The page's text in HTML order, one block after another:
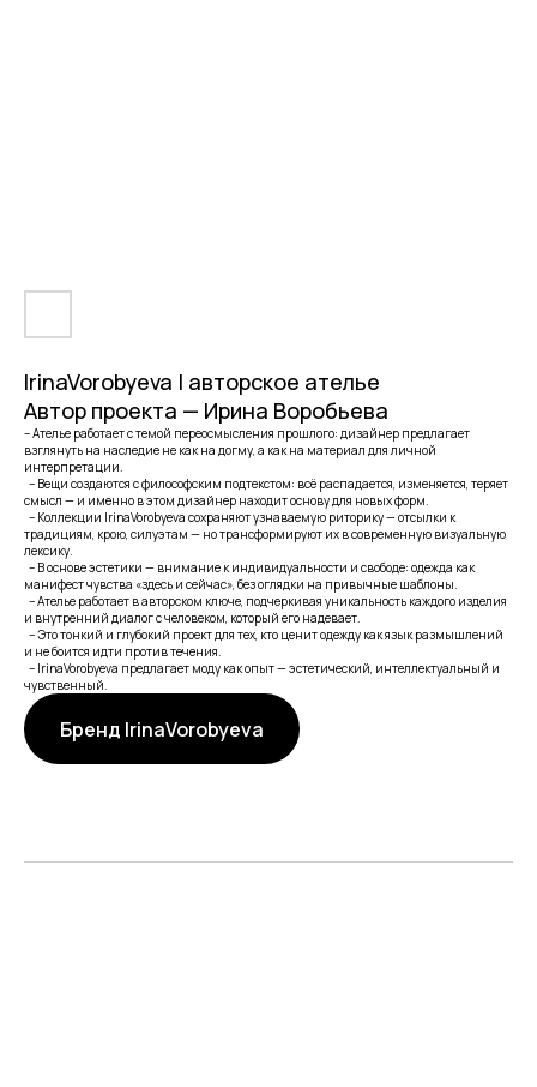
IrinaVorobyeva | авторское ателье
Автор проекта — Ирина Воробьева
– Ателье работает с темой переосмысления прошлого: дизайнер предлагает
взглянуть на наследие не как на догму, а как на материал для личной
интерпретации.
– Вещи создаются с философским подтекстом: всё распадается, изменяется, теряет
смысл — и именно в этом дизайнер находит основу для новых форм.
– Коллекции IrinaVorobyeva сохраняют узнаваемую риторику — отсылки к
традициям, крою, силуэтам — но трансформируют их в современную визуальную
лексику.
– В основе эстетики — внимание к индивидуальности и свободе: одежда как
манифест чувства «здесь и сейчас», без оглядки на привычные шаблоны.
– Ателье работает в авторском ключе, подчеркивая уникальность каждого изделия
и внутренний диалог с человеком, который его надевает.
– Это тонкий и глубокий проект для тех, кто ценит одежду как язык размышлений
и не боится идти против течения.
– IrinaVorobyeva предлагает моду как опыт — эстетический, интеллектуальный и
чувственный.
Бренд IrinaVorobyeva